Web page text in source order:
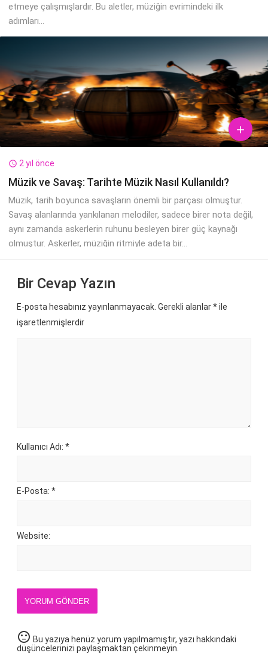
etmeye çalışmışlardır. Bu aletler, müziğin evrimindeki ilk
adımları...

 2 yıl önce
Müzik ve Savaş: Tarihte Müzik Nasıl Kullanıldı?
Müzik, tarih boyunca savaşların önemli bir parçası olmuştur.
Savaş alanlarında yankılanan melodiler, sadece birer nota değil,
aynı zamanda askerlerin ruhunu besleyen birer güç kaynağı
olmuştur. Askerler, müziğin ritmiyle adeta bir...
Bir Cevap Yazın
E-posta hesabınız yayınlanmayacak. Gerekli alanlar*ile
işaretlenmişlerdir
Kullanıcı Adı: *
E-Posta: *
Website:
YORUM GÖNDER
sentiment_neutral Bu yazıya henüz yorum yapılmamıştır, yazı hakkındaki
düşüncelerinizi paylaşmaktan çekinmeyin.